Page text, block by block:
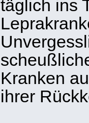
täglich ins
Kranken
ihrer